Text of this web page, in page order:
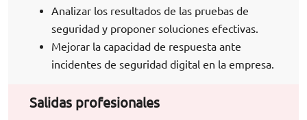
Analizar los resultados de las pruebas de
seguridad y proponer soluciones efectivas.
Mejorar la capacidad de respuesta ante
incidentes de seguridad digital en la empresa.
Salidas profesionales